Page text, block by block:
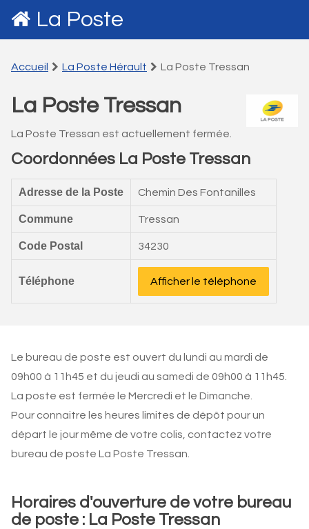
La Poste
Accueil La Poste Hérault La Poste Tressan
La Poste Tressan
La Poste Tressan est actuellement fermée.
Coordonnées La Poste Tressan
Adresse de la Poste Chemin Des Fontanilles
Commune Tressan
Code Postal 34230
Téléphone Afficher le téléphone
Le bureau de poste est ouvert du lundi au mardi de
09h00 à 11h45 et du jeudi au samedi de 09h00 à 11h45.
La poste est fermée le Mercredi et le Dimanche.
Pour connaitre les heures limites de dépôt pour un
départ le jour même de votre colis, contactez votre
bureau de poste La Poste Tressan.
Horaires d'ouverture de votre bureau
de poste : La Poste Tressan